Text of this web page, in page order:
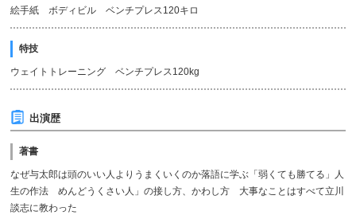
絵手紙 ボディビル ベンチプレス120キロ
特技
ウェイトトレーニング ベンチプレス120kg
出演歴
著書
なぜ与太郎は頭のいい人よりうまくいくのか落語に学ぶ「弱くても勝てる」人
生の作法 めんどうくさい人」の接し方、かわし方 大事なことはすべて立川
談志に教わった